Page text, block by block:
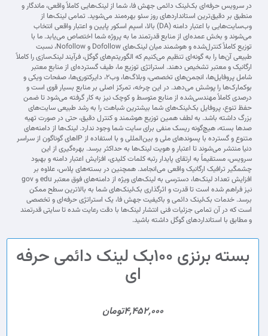
در سرویس حرفه‌ای بک‌لینک دائمی جهش فا، شما از لینک‌هایی کاملاً واقعی، ماندگار و
منطبق بر دقیق‌ترین استانداردهای روز سئو بهره‌مند می‌شوید. تمامی لینک‌ها از
وب‌سایت‌هایی با اعتبار دامنه (DA) بالا، اسپم اسکور پایین و اعتبار واقعی انتخاب
می‌شوند و بخش عمده‌ای از منابع قدرتمند ما به پروژه شما اختصاص می‌یابد. ما با
توزیع کاملاً کنترل‌شده و هوشمند میان لینک‌های Dofollow و Nofollow، نسبت
طبیعی آن‌ها را به گونه‌ای تنظیم می‌کنیم که الگوریتم‌های گوگل، فرآیند لینک‌سازی را کاملاً
ارگانیک و معتبر تشخیص دهند. استراتژی توزیع ما، طیف گسترده‌ای از منابع معتبر
شامل پروفایل‌ها، انجمن‌های تخصصی، وبلاگ‌ها، وب‌۲، دایرکتوری‌ها، صفحات ویکی و
بوکمارک‌ها را پوشش می‌دهد. در این چرخه، تمرکز اصلی بر منابع بسیار قوی است و
درصدی کاملاً مهندسی‌شده از منابع متوسط و کوچک نیز به کار گرفته می‌شود تا ضمن
حفظ تنوع، پروفایل بک‌لینک‌های شما بیشترین شباهت را به رشد طبیعی سایت‌های
بزرگ داشته باشد. به لطف همین توزیع هوشمند و کنترل دقیق، حتی در صورت تهیه
صدها بسته، هیچ‌گونه ریسک منفی برای سایت شما وجود ندارد. لینک‌ها از دامنه‌های
متنوع و گسترده با پسوندهای ملی و بین‌المللی و با استفاده از IPهای گوناگون از سراسر
دنیا منتشر می‌شوند تا اعتبار و هویت لینک‌ها به حداکثر برسد. بهره‌گیری از این
سرویس، مستقیماً به ارتقای پایدار رتبه کلمات کلیدی، افزایش اعتبار دامنه و بهبود
چشمگیر ترافیک ارگانیک واقعی می‌انجامد. همچنین در بسته‌های پلاس، علاوه بر
افزایش تعداد لینک‌ها، دسترسی به لینک‌های ویژه از دامنه‌های فوق معتبر edu و gov
نیز فراهم شده است تا قدرت و اثرگذاری بک‌لینک‌های شما به بالاترین سطح ممکن
برسد. خدمات بک‌لینک دائمی و باکیفیت جهش فا، یک استراتژی حرفه‌ای و تخصصی
است که در آن تمامی جزئیات فنی انتشار لینک‌ها با دقت رعایت شده تا سایتی قدرتمند
و مطابق با استانداردهای گوگل داشته باشید.
بسته برنزی 100بک لینک دائمی حرفه
ای
4,452,000تومان